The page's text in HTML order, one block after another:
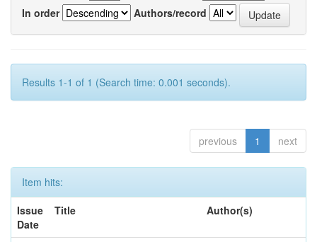
In order
Authors/record
Results 1-1 of 1 (Search time: 0.001 seconds).
previous 1 next
Item hits:
Issue
Date
Title Author(s)